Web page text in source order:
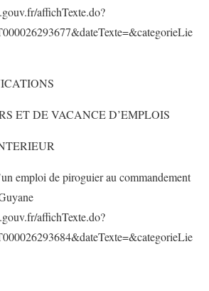
affichTexte.do?
ET DE VACANCE D’EMPLOIS
emploi de piroguier au commandement
affichTexte.do?